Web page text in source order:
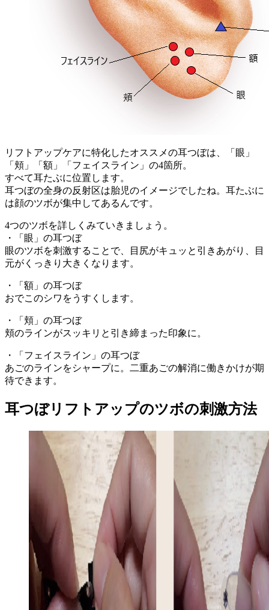
リフトアップケアに特化したオススメの耳つぼは、「眼」
「頬」「額」「フェイスライン」の4箇所。
すべて耳たぶに位置します。
耳つぼの全身の反射区は胎児のイメージでしたね。耳たぶに
は顔のツボが集中してあるんです。
4つのツボを詳しくみていきましょう。
・「眼」の耳つぼ
眼のツボを刺激することで、目尻がキュッと引きあがり、目
元がくっきり大きくなります。
・「額」の耳つぼ
おでこのシワをうすくします。
・「頬」の耳つぼ
頬のラインがスッキリと引き締まった印象に。
・「フェイスライン」の耳つぼ
あごのラインをシャープに。二重あごの解消に働きかけが期
待できます。
耳つぼリフトアップのツボの刺激方法